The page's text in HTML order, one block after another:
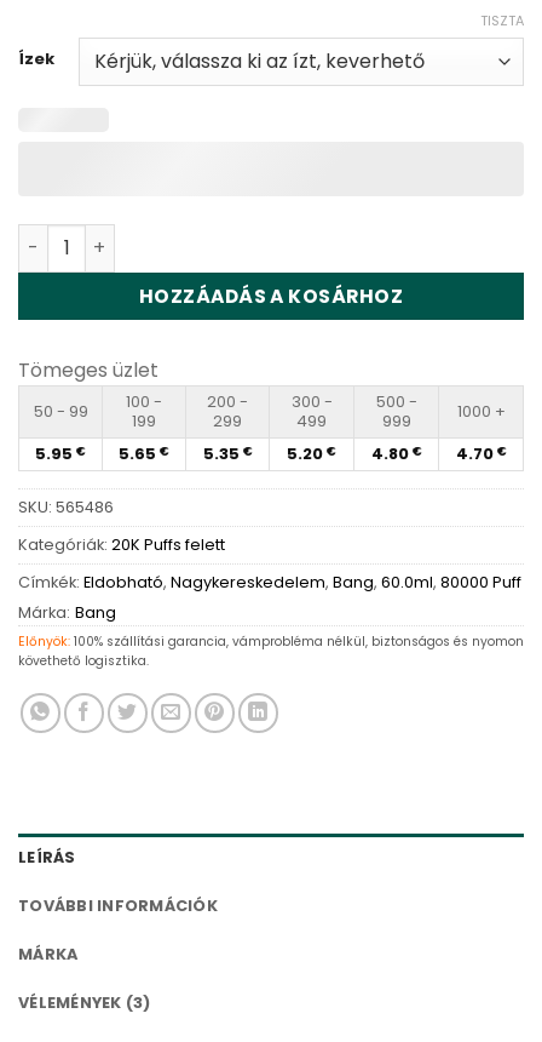
Ízek
TISZTA
Bang Box 3in1 80K Puffs Disposable Vape Wholesale
HOZZÁADÁS A KOSÁRHOZ
Tömeges üzlet
50 - 99
100 -
199
200 -
299
300 -
499
500 -
999
1000 +
5.95 € 5.65 € 5.35 € 5.20 € 4.80 € 4.70 €
SKU: 565486
Kategóriák: 20K Puffs felett
Címkék: Eldobható, Nagykereskedelem, Bang, 60.0ml, 80000 Puff
Márka: Bang
Előnyök: 100% szállítási garancia, vámprobléma nélkül, biztonságos és nyomon
követhető logisztika.
LEÍRÁS
TOVÁBBI INFORMÁCIÓK
MÁRKA
VÉLEMÉNYEK (3)